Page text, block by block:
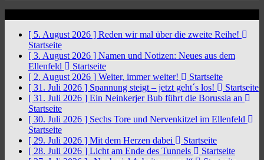
[ 5. August 2026 ] Reden wir mal über die zweite Reihe!
Startseite
[ 3. August 2026 ] Namen und Notizen: Neues aus dem
Ellenfeld
Startseite
[ 2. August 2026 ] Weiter, immer weiter!
Startseite
[ 31. Juli 2026 ] Spannung steigt – jetzt geht´s los!
Startseite
[ 31. Juli 2026 ] Ein Neinkerjer Bub führt die Borussia an
Startseite
[ 30. Juli 2026 ] Sechs Tore und Nervenkitzel im Ellenfeld
Startseite
[ 29. Juli 2026 ] Mit dem Herzen dabei
Startseite
[ 28. Juli 2026 ] Licht am Ende des Tunnels
Startseite